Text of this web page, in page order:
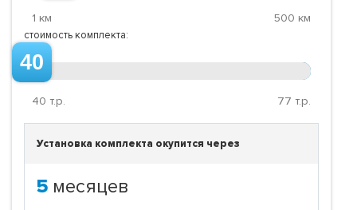
1 км 500 км
стоимость комплекта:
40
40 т.р. 77 т.р.
Установка комплекта окупится через
5 месяцев